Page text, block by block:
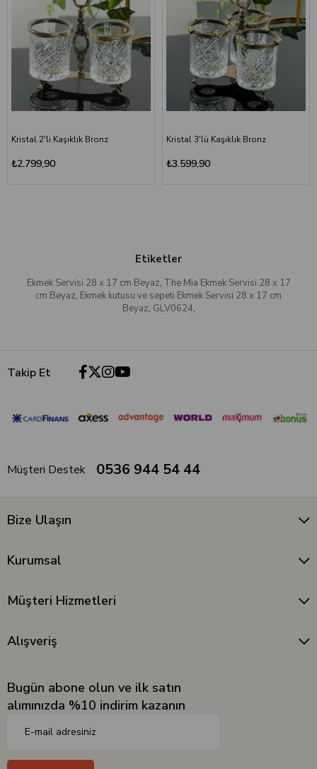
Kristal 2'li Kaşıklık Bronz
₺2.799,90
Kristal 3'lü Kaşıklık Bronz
₺3.599,90
Etiketler
Ekmek Servisi 28 x 17 cm Beyaz, The Mia Ekmek Servisi 28 x 17
cm Beyaz, Ekmek kutusu ve sepeti Ekmek Servisi 28 x 17 cm
Beyaz, GLV0624,
Takip Et
Müşteri Destek 0536 944 54 44
Bize Ulaşın
Kurumsal
Müşteri Hizmetleri
Alışveriş
Bugün abone olun ve ilk satın
alımınızda %10 indirim kazanın